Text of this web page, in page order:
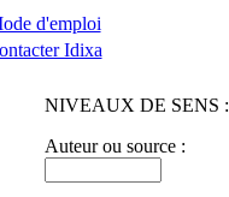
d'emploi
Idixa
NIVEAUX DE SENS :
Auteur ou source :